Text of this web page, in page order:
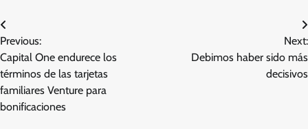
Post
navigation
Previous:
Capital One endurece los
términos de las tarjetas
familiares Venture para
bonificaciones
Next:
Debimos haber sido más
decisivos